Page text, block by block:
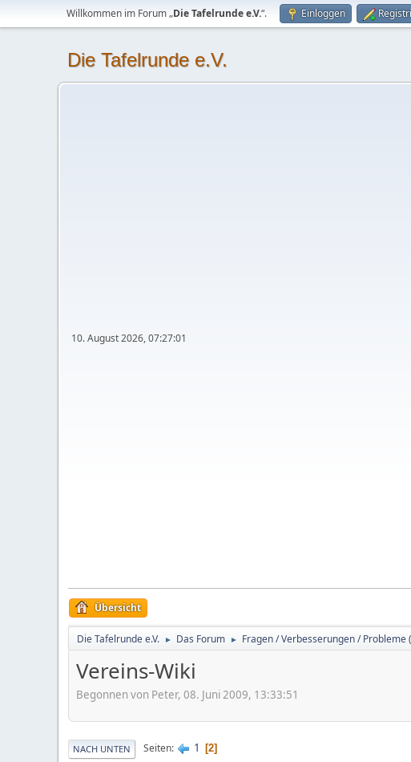
Willkommen im Forum „Die Tafelrunde e.V.“. Einloggen
Die Tafelrunde e.V.
10. August 2026, 07:27:01
Übersicht
Die Tafelrunde e.V. ► Das Forum ► Fragen / Verbesserungen / Probleme
Vereins-Wiki
Begonnen von Peter, 08. Juni 2009, 13:33:51
NACH UNTEN Seiten 1 2